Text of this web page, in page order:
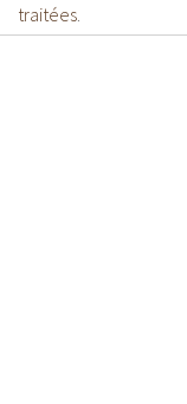
traitées